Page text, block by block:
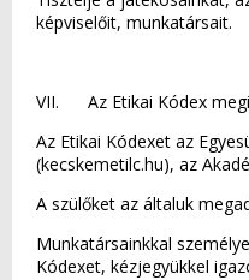
képviselőit, munkatársait.
VII. Az Etikai Kódex
Az Etikai Kódexet az
(kecskemetilc.hu), az
A szülőket az általuk
Munkatársainkkal
Kódexet, kézjegyükkel